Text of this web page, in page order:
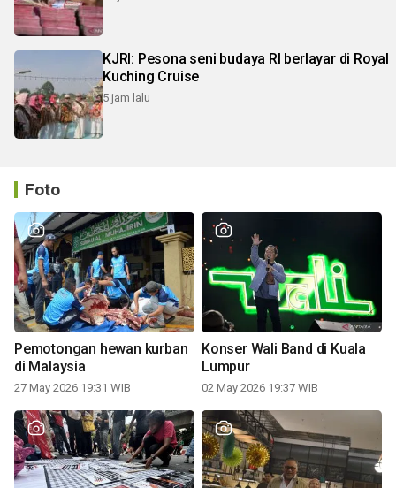
KJRI: Pesona seni budaya RI berlayar di Royal
Kuching Cruise
5 jam lalu
Foto
Pemotongan hewan kurban
di Malaysia
27 May 2026 19:31 WIB
Konser Wali Band di Kuala
Lumpur
02 May 2026 19:37 WIB